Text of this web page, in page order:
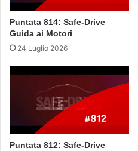
Puntata 814: Safe-Drive
Guida ai Motori
24 Luglio 2026
Puntata 812: Safe-Drive